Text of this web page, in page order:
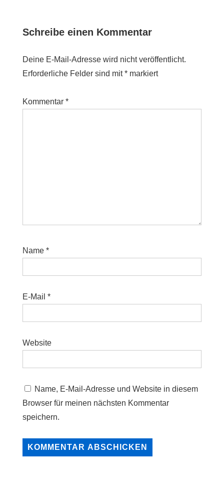
Schreibe einen Kommentar
Deine E-Mail-Adresse wird nicht veröffentlicht.
Erforderliche Felder sind mit* markiert
Kommentar *
Name *
E-Mail *
Website
Name, E-Mail-Adresse und Website in diesem
Browser für meinen nächsten Kommentar
speichern.